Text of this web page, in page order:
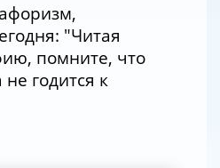
"Читая
помните, что
годится к